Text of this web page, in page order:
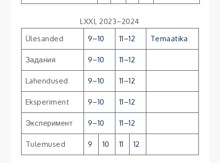
LXXI, 2023–2024
Ülesanded
9–10 11–12 Temaatika
Задания 9–10 11–12
Lahendused 9–10 11–12
Eksperiment 9–10 11–12
Эксперимент 9–10 11–12
Tulemused 9 10 11 12